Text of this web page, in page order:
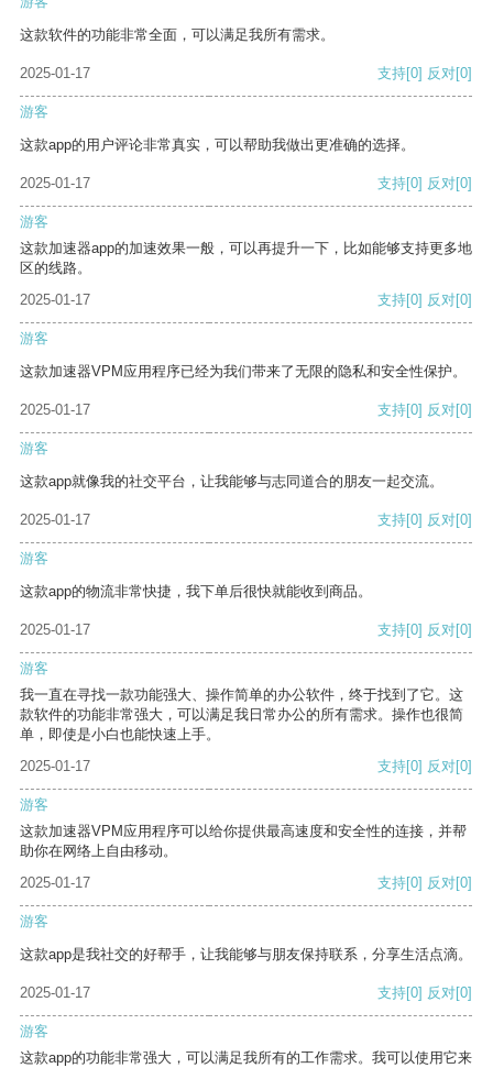
这款软件的功能非常全面，可以满足我所有需求。
2025-01-17 支持[0] 反对[0]
游客
这款app的用户评论非常真实，可以帮助我做出更准确的选择。
2025-01-17 支持[0] 反对[0]
游客
这款加速器app的加速效果一般，可以再提升一下，比如能够支持更多地
区的线路。
2025-01-17
支持[0] 反对[0]
游客
这款加速器VPM应用程序已经为我们带来了无限的隐私和安全性保护。
2025-01-17 支持[0] 反对[0]
游客
这款app就像我的社交平台，让我能够与志同道合的朋友一起交流。
2025-01-17 支持[0] 反对[0]
游客
这款app的物流非常快捷，我下单后很快就能收到商品。
2025-01-17 支持[0] 反对[0]
游客
我一直在寻找一款功能强大、操作简单的办公软件，终于找到了它。这
款软件的功能非常强大，可以满足我日常办公的所有需求。操作也很简
单，即使是小白也能快速上手。
2025-01-17
支持[0] 反对[0]
游客
这款加速器VPM应用程序可以给你提供最高速度和安全性的连接，并帮
助你在网络上自由移动。
2025-01-17
支持[0] 反对[0]
游客
这款app是我社交的好帮手，让我能够与朋友保持联系，分享生活点滴。
2025-01-17 支持[0] 反对[0]
游客
这款app的功能非常强大，可以满足我所有的工作需求。我可以使用它来